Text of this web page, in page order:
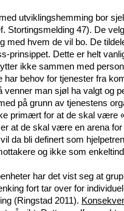
utviklingshemming bor
Stortingsmelding 47). De
med hvem de vil bo. De
prinsippet. Dette er helt
ikke sammen med
har behov for tjenester fra
venner man sjøl ha valgt og
på grunn av tjenestens
primært for at de skal være
at de skal være en arena
da bli definert som
og ikke som
har det vist seg at
fort tar over for
(Ringstad 2011).